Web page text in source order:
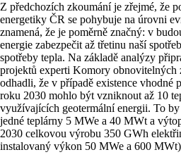
Z předchozích zkoumání je zřejmé, že
energetiky ČR se pohybuje na úrovni
znamená, že je poměrně značný: v
energie zabezpečit až třetinu naší
spotřeby tepla. Na základě analýzy
projektů experti Komory obnovitelných
odhadli, že v případě existence vhodné
roku 2030 mohlo být vzniknout až 10
využívajících geotermální energii. To
jedné teplárny 5 MWe a 40 MWt a
2030 celkovou výrobu 350 GWh
instalovaný výkon 50 MWe a 600